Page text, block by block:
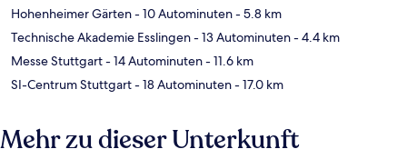
Hohenheimer Gärten- 10 Autominuten- 5.8 km
Technische Akademie Esslingen- 13 Autominuten- 4.4 km
Messe Stuttgart- 14 Autominuten- 11.6 km
SI-Centrum Stuttgart- 18 Autominuten- 17.0 km
Mehr zu dieser Unterkunft